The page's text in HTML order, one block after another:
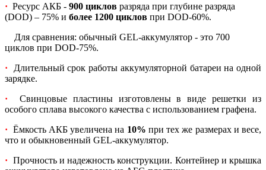
· Ресурс АКБ - 900 циклов разряда при глубине разряда
(DOD) – 75% и более 1200 циклов при DOD-60%.
Для сравнения: обычный GEL-аккумулятор - это 700
циклов при DOD-75%.
· Длительный срок работы аккумуляторной батареи на одной
зарядке.
· Свинцовые пластины изготовлены в виде решетки из
особого сплава высокого качества с использованием графена.
· Ёмкость АКБ увеличена на 10% при тех же размерах и весе,
что и обыкновенный GEL-аккумулятор.
· Прочность и надежность конструкции. Контейнер и крышка